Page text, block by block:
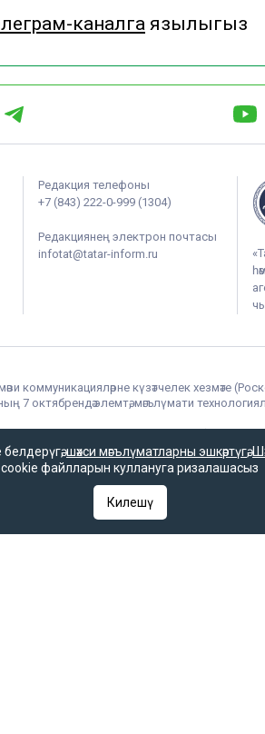
каналга язылыгыз
Редакция телефоны
+7 (843) 222-0-999 (1304)
Редакциянең электрон почтасы
infotat@tatar-inform.ru
коммуникацияләрне күзәтчелек хезмәте
элемтә, мәгълүмати
күзәтчелек хезмәте
законының 23 маддәсе буенча,
шәхси мәгълүматларны эшкәртүгә,
cookie файлларын куллануга ризалашасыз
Килешү